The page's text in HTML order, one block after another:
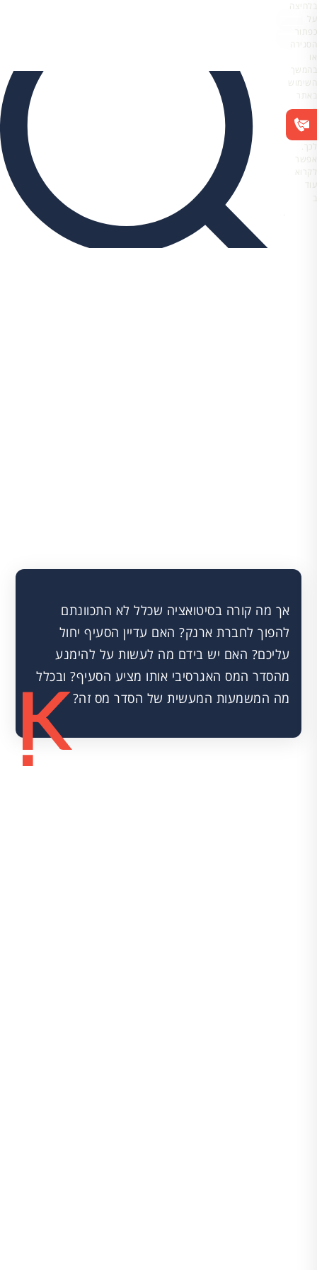
בלחיצה
על
כפתור
הסגירה
או
בהמשך
השימוש
באתר
–
את/ה
מסכים/ה
לכך.
אפשר
לקרוא
עוד
ב
.
אך מה קורה בסיטואציה שכלל לא התכוונתם
להפוך לחברת ארנק? האם עדיין הסעיף יחול
עליכם? האם יש בידם מה לעשות על להימנע
מהסדר המס האגרסיבי אותו מציע הסעיף? ובכלל
מה המשמעות המעשית של הסדר מס זה?